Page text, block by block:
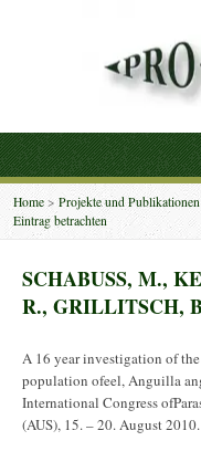
Home >Projekte und Publikationen
Eintrag betrachten
SCHABUSS, M.,
R., GRILLITSCH,
A 16 year investigation of
population ofeel, Anguilla
International Congress
(AUS), 15. – 20. August 2010.